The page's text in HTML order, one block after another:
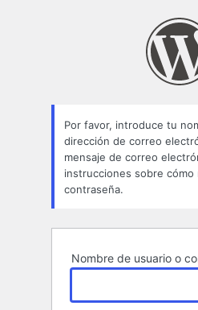
Por favor, introduce tu
dirección de correo
mensaje de correo
instrucciones sobre
contraseña.
Nombre de usuario o